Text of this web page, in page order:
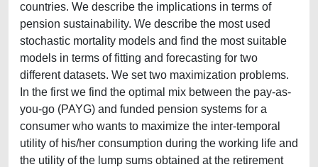
countries. We describe the implications in terms of
pension sustainability. We describe the most used
stochastic mortality models and find the most suitable
models in terms of fitting and forecasting for two
different datasets. We set two maximization problems.
In the first we find the optimal mix between the pay-as-
you-go (PAYG) and funded pension systems for a
consumer who wants to maximize the inter-temporal
utility of his/her consumption during the working life and
the utility of the lump sums obtained at the retirement